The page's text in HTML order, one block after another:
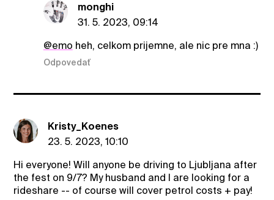
monghi
31. 5. 2023, 09:14
@emo heh, celkom prijemne, ale nic pre mna :)
Odpovedať
Kristy_Koenes
23. 5. 2023, 10:10
Hi everyone! Will anyone be driving to Ljubljana after
the fest on 9/7? My husband and I are looking for a
rideshare -- of course will cover petrol costs + pay!